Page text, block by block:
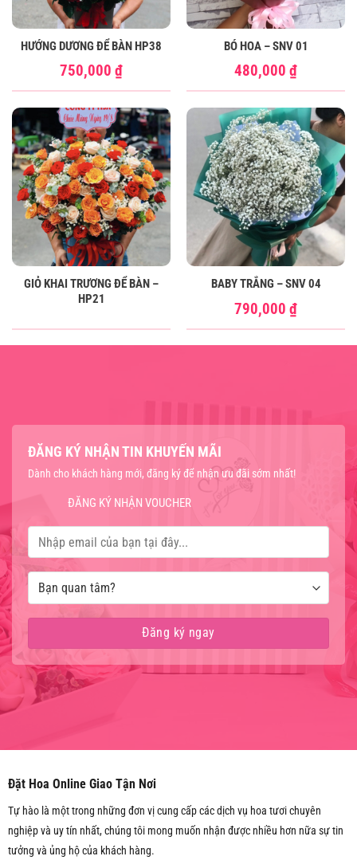
HƯỚNG DƯƠNG ĐỂ BÀN HP38
750,000 ₫
BÓ HOA – SNV 01
480,000 ₫
GIỎ KHAI TRƯƠNG ĐỂ BÀN –
HP21
BABY TRẮNG – SNV 04
790,000 ₫
ĐĂNG KÝ NHẬN TIN KHUYẾN MÃI
Dành cho khách hàng mới, đăng ký để nhận ưu đãi sớm nhất!
ĐĂNG KÝ NHẬN VOUCHER
Đặt Hoa Online Giao Tận Nơi
Tự hào là một trong những đơn vị cung cấp các dịch vụ hoa tươi chuyên
nghiệp và uy tín nhất, chúng tôi mong muốn nhận được nhiều hơn nữa sự tin
tưởng và ủng hộ của khách hàng.